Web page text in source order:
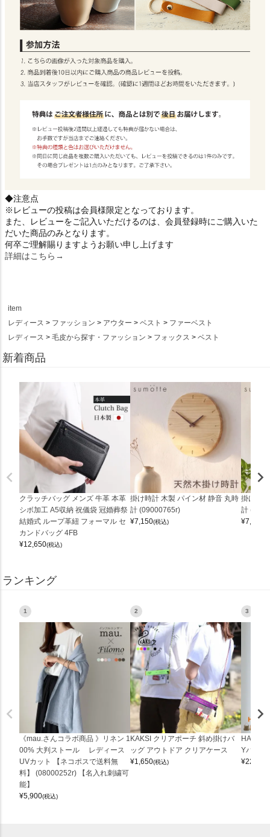
◆注意点
※レビューの投稿は会員様限定となっております。
また、レビューをご記入いただけるのは、会員登録時にご購入いた
だいた商品のみとなります。
何卒ご理解賜りますようお願い申し上げます
詳細はこちら→
item
レディース
ファッション アウター ベスト
ファーベスト
レディース
毛皮から探す・ファッション フォックス ベスト
新着商品
クラッチバッグ メンズ 牛革 本革
シボ加工 A5収納 祝儀袋 冠婚葬祭
結婚式 ループ革紐 フォーマル セ
カンドバッグ 4FB
¥12,650(税込)
掛け時計 木製 パイン材 静音 丸時
計 (09000765r)
¥7,150(税込)
掛け時
計
¥7,150
ランキング
1
《mau.さんコラボ商品 》リネン 1
00% 大判ストール レディース
UVカット 【ネコポスで送料無
料】 (08000252r) 【名入れ刺繍可
能】
¥5,900(税込)
2
KAKSI クリアポーチ 斜め掛けバ
ッグ アウトドア クリアケース
¥1,650(税込)
3
Yバッグ
¥22,000